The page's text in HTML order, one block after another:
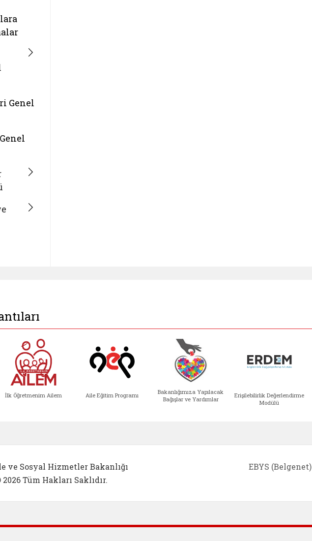
Genel
İlk Öğretmenim Ailem Aile Eğitim Programı
Bakanlığımıza Yapılacak
Bağışlar ve Yardımlar
Erişilebilirlik Değerlendirme
Modülü
ve Sosyal Hizmetler Bakanlığı
2026 Tüm Hakları Saklıdır.
EBYS (Belgenet)